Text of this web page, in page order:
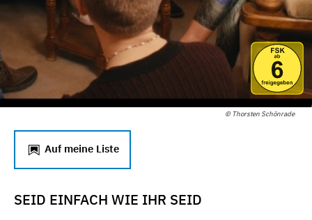
© Thorsten Schönrade
Auf meine Liste
SEID EINFACH WIE IHR SEID